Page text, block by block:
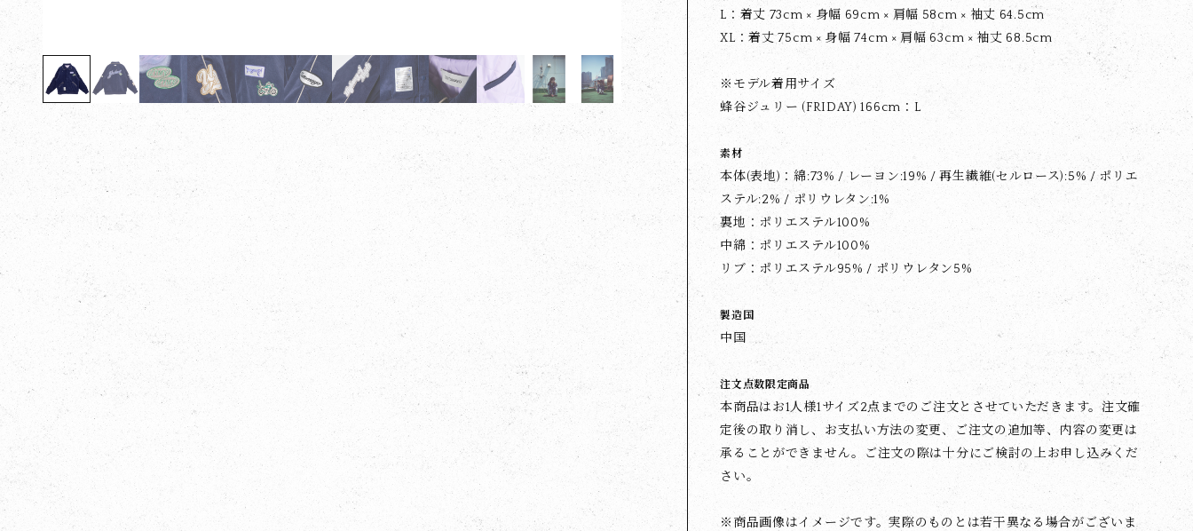
L：着丈 73cm × 身幅 69cm × 肩幅 58cm × 袖丈 64.5cm
XL：着丈 75cm × 身幅 74cm × 肩幅 63cm × 袖丈 68.5cm
※モデル着用サイズ
蜂谷ジュリー (FRIDAY) 166cm：L
素材
本体(表地)：綿:73% / レーヨン:19% / 再生繊維(セルロース):5% / ポリエ
ステル:2% / ポリウレタン:1%
裏地：ポリエステル100%
中綿：ポリエステル100%
リブ：ポリエステル95% / ポリウレタン5%
製造国
中国
注文点数限定商品
本商品はお1人様1サイズ2点までのご注文とさせていただきます。注文確
定後の取り消し、お支払い方法の変更、ご注文の追加等、内容の変更は
承ることができません。ご注文の際は十分にご検討の上お申し込みくだ
さい。
※商品画像はイメージです。実際のものとは若干異なる場合がございま